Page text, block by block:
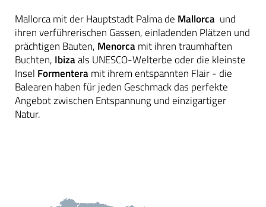
Mallorca mit der Hauptstadt Palma de Mallorca und
ihren verführerischen Gassen, einladenden Plätzen und
prächtigen Bauten, Menorcamit ihren traumhaften
Buchten, Ibizaals UNESCO-Welterbe oder die kleinste
Insel Formenteramit ihrem entspannten Flair - die
Balearen haben für jeden Geschmack das perfekte
Angebot zwischen Entspannung und einzigartiger
Natur.